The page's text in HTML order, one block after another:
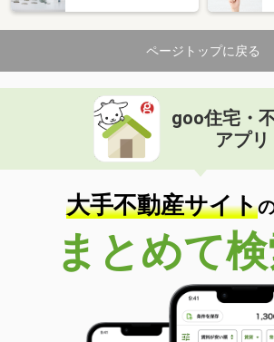
住 所
三重県津市末広町
専有面積 29.7m²
間取り
1K
三重県津市島崎町
価 格
住 所
三重県津市島崎町
専有面積 45.9m²
間取り
2LDK
三重県四日市市天カ須賀４丁目
価 格
4.60万円
三重県四日市市天
30.03m²
間取り
1K
ページトップに戻る
goo住宅・
アプリ
大手不動産サイト
まとめて検